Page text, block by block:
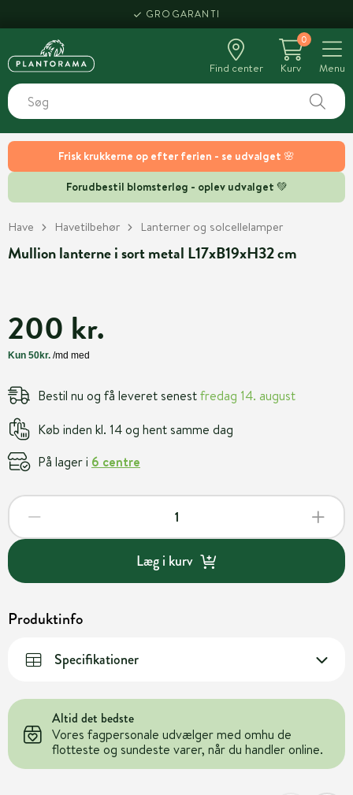
Frisk krukkerne op efter ferien - se udvalget 🌸
Forudbestil blomsterløg - oplev udvalget 💚
GROGARANTI
Find center
0
Kurv
Menu
Have Havetilbehør Lanterner og solcellelamper
Mullion lanterne i sort metal L17xB19xH32 cm
200 kr.
Bestil nu og få leveret senestfredag 14. august
Køb inden kl. 14 og hent samme dag
På lager i 6 centre
Læg i kurv
Produktinfo
Specifikationer
Altid det bedste
Vores fagpersonale udvælger med omhu de
flotteste og sundeste varer, når du handler online.